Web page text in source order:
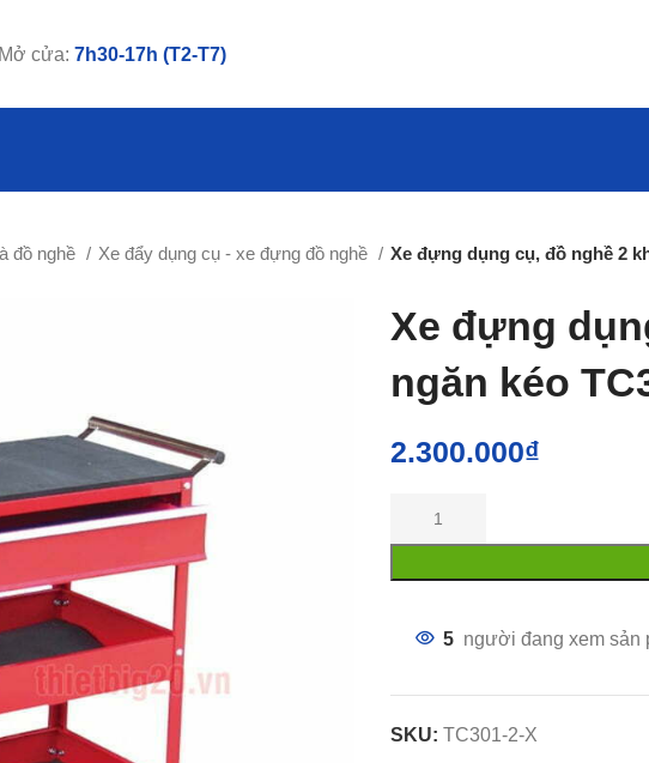
cửa: 7h30-17h (T2-T7)
đồ nghề Xe đẩy dụng cụ - xe đựng đồ nghề Xe đựng dụng cụ, đồ nghề 2
Xe đựng
ngăn kéo
2.300.000₫
5 người đang xem sản
SKU: TC301-2-X